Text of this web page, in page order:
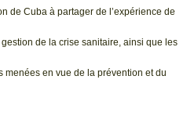
de Cuba à partager de l’expérience de
de la crise sanitaire, ainsi que les
en vue de la prévention et du